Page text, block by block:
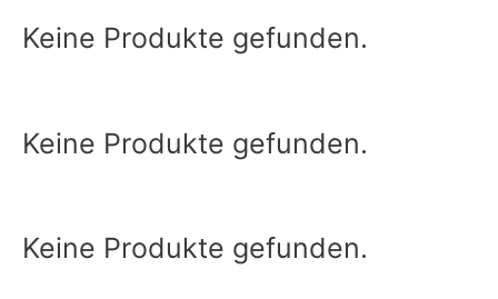
Keine Produkte gefunden.
Keine Produkte gefunden.
Keine Produkte gefunden.